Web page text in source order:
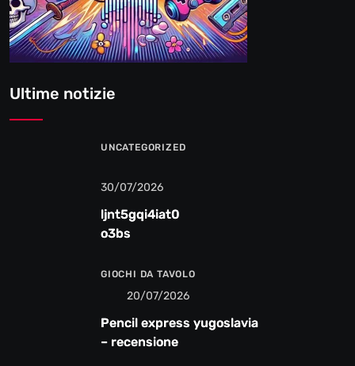
Ultime notizie
UNCATEGORIZED
30/07/2026
ljnt5gqi4iat0
o3bs
GIOCHI DA TAVOLO
20/07/2026
Pencil express yugoslavia
– recensione